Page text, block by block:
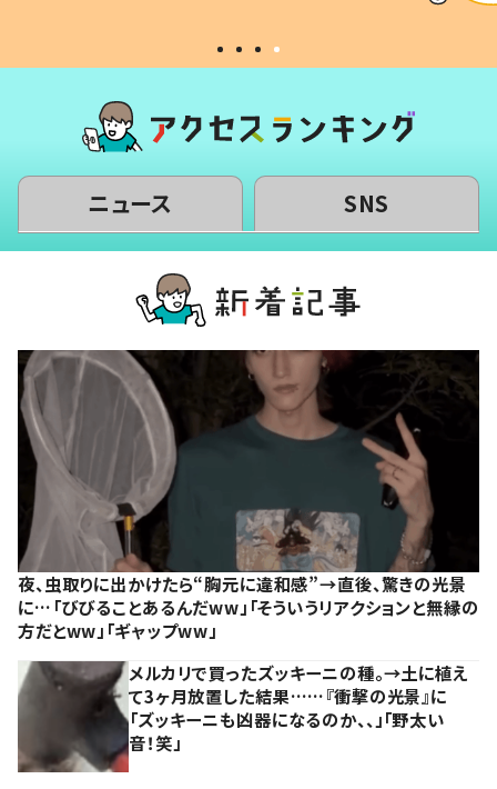
ニュース SNS
夜、虫取りに出かけたら“胸元に違和感”→直後、驚きの光景
に…「びびることあるんだww」「そういうリアクションと無縁の
方だとww」「ギャップww」
メルカリで買ったズッキーニの種。→土に植え
て3ヶ月放置した結果……『衝撃の光景』に
「ズッキーニも凶器になるのか、、」「野太い
音！笑」